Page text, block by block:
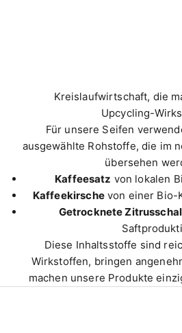
Kreislaufwirtschaft, die
Upcycling-
Für unsere Seifen
ausgewählte Rohstoffe, die im
übersehen
Kaffeesatz von lokalen
Kaffeekirschevon einer Bio-
Getrocknete
Diese Inhaltsstoffe sind
Wirkstoffen, bringen
machen unsere Produkte